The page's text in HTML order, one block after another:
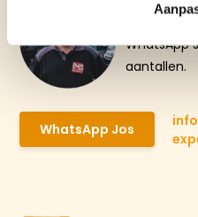
Advies
WhatsApp
aantallen.
WhatsApp Jos